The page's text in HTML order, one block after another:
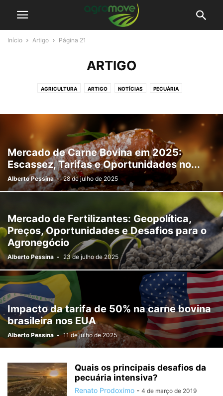
Início Artigo Página 21
ARTIGO
AGRICULTURA ARTIGO NOTÍCIAS PECUÁRIA
Mercado de Carne Bovina em 2025:
Escassez, Tarifas e Oportunidades no...
Alberto Pessina - 28 de julho de 2025
Mercado de Fertilizantes: Geopolítica,
Preços, Oportunidades e Desafios para o
Agronegócio
Alberto Pessina - 23 de julho de 2025
Impacto da tarifa de 50% na carne bovina
brasileira nos EUA
Alberto Pessina - 11 de julho de 2025
Quais os principais desafios da
pecuária intensiva?
Renato Prodoximo - 4 de março de 2019